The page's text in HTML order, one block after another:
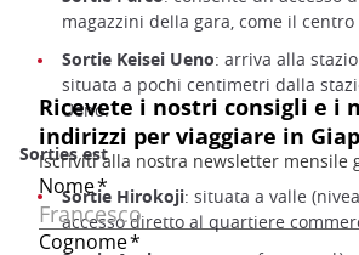
magazzini della gara, come il
Sortie Keisei Ueno: arriva alla
situata a pochi centimetri dalla
Ueno.
Sorties est
Sortie Hirokoji: situata a valle
accesso diretto al quartiere